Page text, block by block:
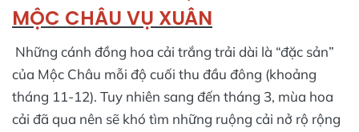
MỘC CHÂU VỤ XUÂN
Những cánh đồng hoa cải trắng trải dài là “đặc sản”
của Mộc Châu mỗi độ cuối thu đầu đông (khoảng
tháng 11-12). Tuy nhiên sang đến tháng 3, mùa hoa
cải đã qua nên sẽ khó tìm những ruộng cải nở rộ rộng